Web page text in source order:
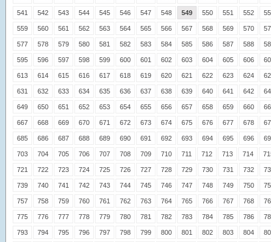
541 542 543 544 545 546 547 548 549 550 551 552
559 560 561 562 563 564 565 566 567 568 569 570
577 578 579 580 581 582 583 584 585 586 587 588
595 596 597 598 599 600 601 602 603 604 605 606
613 614 615 616 617 618 619 620 621 622 623 624
631 632 633 634 635 636 637 638 639 640 641 642
649 650 651 652 653 654 655 656 657 658 659 660
667 668 669 670 671 672 673 674 675 676 677 678
685 686 687 688 689 690 691 692 693 694 695 696
703 704 705 706 707 708 709 710 711 712 713 714
721 722 723 724 725 726 727 728 729 730 731 732
739 740 741 742 743 744 745 746 747 748 749 750
757 758 759 760 761 762 763 764 765 766 767 768
775 776 777 778 779 780 781 782 783 784 785 786
793 794 795 796 797 798 799 800 801 802 803 804